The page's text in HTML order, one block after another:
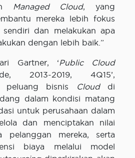
Managed Cloud, yang
mereka lebih fokus
dan melakukan apa
dengan lebih baik.”
Gartner, ‘Public Cloud
2013-2019, 4Q15’,
peluang bisnis
Clouddi
dalam kondisi matang
untuk perusahaan dalam
dan menciptakan nilai
pelanggan mereka, serta
biaya melalui model